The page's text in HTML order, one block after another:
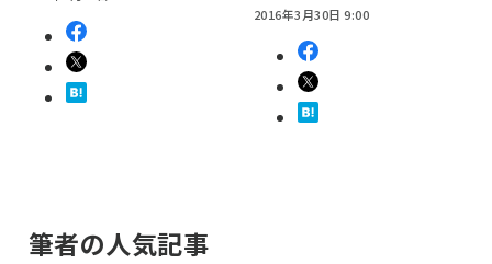
2016年3月30日 9:00
筆者の人気記事